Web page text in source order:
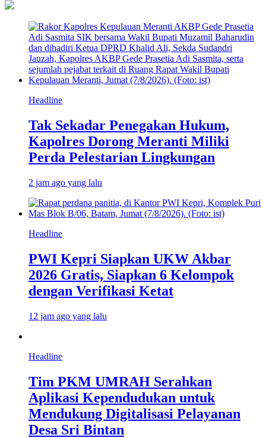
Headline
Tak Sekadar Penegakan Hukum,
Kapolres Dorong Meranti Miliki
Perda Pelestarian Lingkungan
2 jam ago yang lalu
Headline
PWI Kepri Siapkan UKW Akbar
2026 Gratis, Siapkan 6 Kelompok
dengan Verifikasi Ketat
12 jam ago yang lalu
Headline
Tim PKM UMRAH Serahkan
Aplikasi Kependudukan untuk
Mendukung Digitalisasi Pelayanan
Desa Sri Bintan